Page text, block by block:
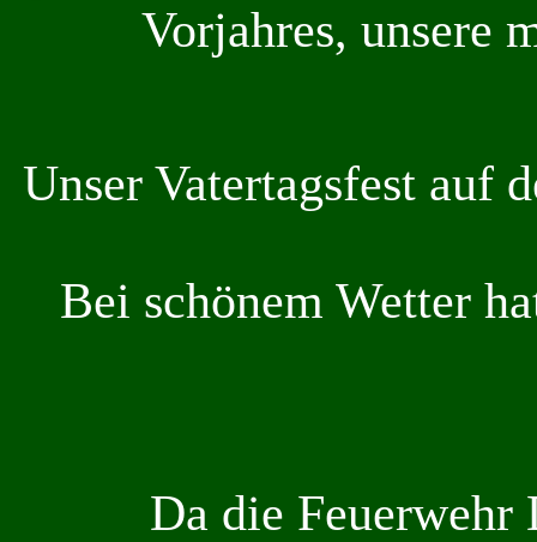
Vorjahres, unsere
Unser Vatertagsfest auf
Bei schönem Wetter
Da die Feuerwehr